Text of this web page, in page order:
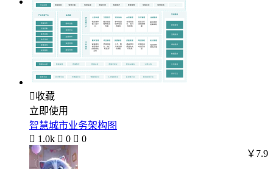
收藏
立即使用
智慧城市业务架构图
 1.0k  0  0
￥7.9